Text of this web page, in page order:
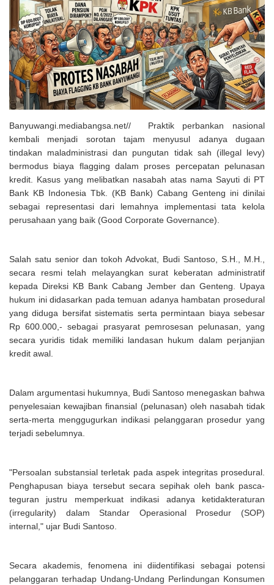
Uji Coba Program NADI JKN
Banyuwangi.mediabangsa.net// Praktik perbankan nasional
kembali menjadi sorotan tajam menyusul adanya dugaan
tindakan maladministrasi dan pungutan tidak sah (illegal levy)
bermodus biaya flagging dalam proses percepatan pelunasan
kredit. Kasus yang melibatkan nasabah atas nama Sayuti di PT
Bank KB Indonesia Tbk. (KB Bank) Cabang Genteng ini dinilai
sebagai representasi dari lemahnya implementasi tata kelola
perusahaan yang baik (Good Corporate Governance).
Salah satu senior dan tokoh Advokat, Budi Santoso, S.H., M.H.,
secara resmi telah melayangkan surat keberatan administratif
kepada Direksi KB Bank Cabang Jember dan Genteng. Upaya
hukum ini didasarkan pada temuan adanya hambatan prosedural
yang diduga bersifat sistematis serta permintaan biaya sebesar
Rp 600.000,- sebagai prasyarat pemrosesan pelunasan, yang
secara yuridis tidak memiliki landasan hukum dalam perjanjian
kredit awal.
Dalam argumentasi hukumnya, Budi Santoso menegaskan bahwa
penyelesaian kewajiban finansial (pelunasan) oleh nasabah tidak
serta-merta menggugurkan indikasi pelanggaran prosedur yang
terjadi sebelumnya.
"Persoalan substansial terletak pada aspek integritas prosedural.
Penghapusan biaya tersebut secara sepihak oleh bank pasca-
teguran justru memperkuat indikasi adanya ketidakteraturan
(irregularity) dalam Standar Operasional Prosedur (SOP)
internal," ujar Budi Santoso.
Secara akademis, fenomena ini diidentifikasi sebagai potensi
pelanggaran terhadap Undang-Undang Perlindungan Konsumen